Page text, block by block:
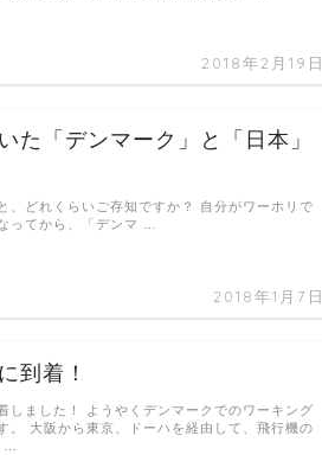
2018年2月19日
た「デンマーク」と「日本」
2018年1月7日
、どれくらいご存知ですか？ 自分がワーホリで
ってから、「デンマ …
到着！
しました！ ようやくデンマークでのワーキング
。 大阪から東京、ドーハを経由して、飛行機の
…